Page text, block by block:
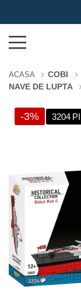
ACASA COBI
NAVE DE LUPTA
-3% 3204